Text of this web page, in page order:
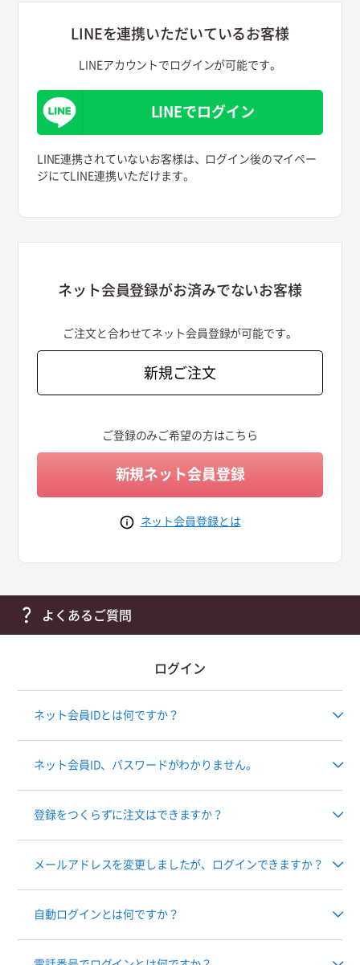
LINEを連携いただいているお客様
LINEアカウントでログインが可能です。
LINEでログイン
LINE連携されていないお客様は、ログイン後のマイペー
ジにてLINE連携いただけます。
ネット会員登録がお済みでないお客様
ご注文と合わせてネット会員登録が可能です。
新規ご注文
ご登録のみご希望の方はこちら
新規ネット会員登録
ネット会員登録とは
よくあるご質問
ログイン
ネット会員IDとは何ですか？
ネット会員ID、パスワードがわかりません。
登録をつくらずに注文はできますか？
メールアドレスを変更しましたが、ログインできますか？
自動ログインとは何ですか？